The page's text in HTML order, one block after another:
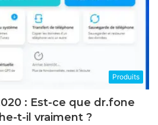
Produits
: Est-ce que dr.fone
t-il vraiment ?